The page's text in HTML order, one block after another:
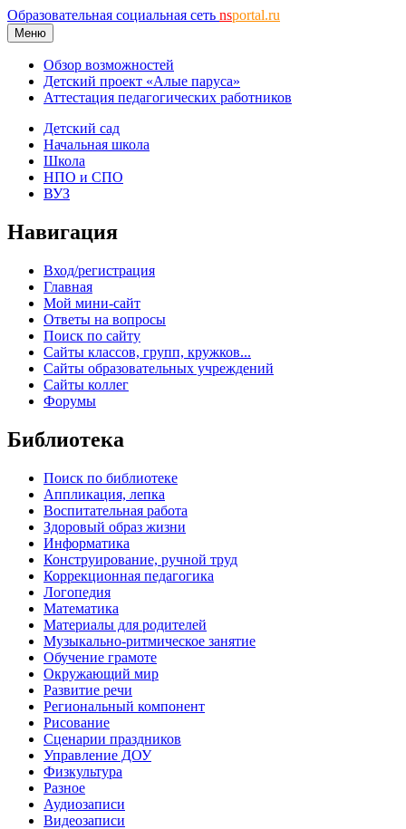
Образовательная социальная сеть nsportal.ru
Меню
Обзор возможностей
Детский проект «Алые паруса»
Аттестация педагогических работников
Детский сад
Начальная школа
Школа
НПО и СПО
ВУЗ
Навигация
Вход/регистрация
Главная
Мой мини-сайт
Ответы на вопросы
Поиск по сайту
Сайты классов, групп, кружков...
Сайты образовательных учреждений
Сайты коллег
Форумы
Библиотека
Поиск по библиотеке
Аппликация, лепка
Воспитательная работа
Здоровый образ жизни
Информатика
Конструирование, ручной труд
Коррекционная педагогика
Логопедия
Математика
Материалы для родителей
Музыкально-ритмическое занятие
Обучение грамоте
Окружающий мир
Развитие речи
Региональный компонент
Рисование
Сценарии праздников
Управление ДОУ
Физкультура
Разное
Аудиозаписи
Видеозаписи